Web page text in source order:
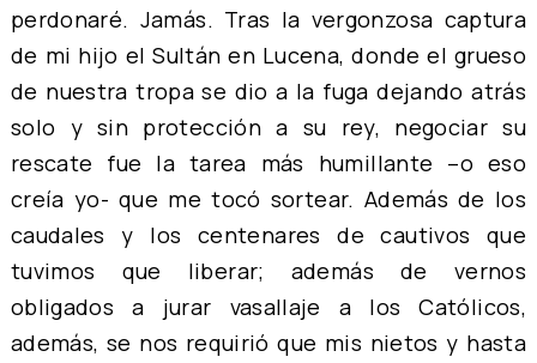
perdonaré. Jamás. Tras la vergonzosa captura
de mi hijo el Sultán en Lucena, donde el grueso
de nuestra tropa se dio a la fuga dejando atrás
solo y sin protección a su rey, negociar su
rescate fue la tarea más humillante –o eso
creía yo- que me tocó sortear. Además de los
caudales y los centenares de cautivos que
tuvimos que liberar; además de vernos
obligados a jurar vasallaje a los Católicos,
además, se nos requirió que mis nietos y hasta